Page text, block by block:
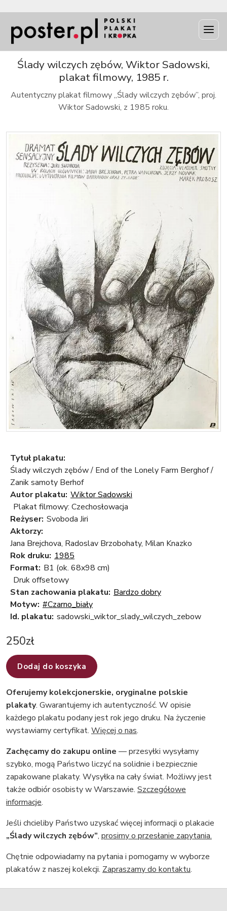
Ślady wilczych zębów, Wiktor Sadowski,
plakat filmowy, 1985 r.
Autentyczny plakat filmowy „Ślady wilczych zębów”, proj.
Wiktor Sadowski, z 1985 roku.
Tytuł plakatu:
Ślady wilczych zębów / End of the Lonely Farm Berghof /
Zanik samoty Berhof
Autor plakatu: Wiktor Sadowski
Plakat filmowy: Czechosłowacja
Reżyser: Svoboda Jiri
Aktorzy:
Jana Brejchova, Radoslav Brzobohaty, Milan Knazko
Rok druku: 1985
Format: B1 (ok. 68x98 cm)
Druk offsetowy
Stan zachowania plakatu: Bardzo dobry
Motyw: #Czarno_biały
Id. plakatu: sadowski_wiktor_slady_wilczych_zebow
250zł
Dodaj do koszyka
Oferujemy kolekcjonerskie, oryginalne polskie
plakaty. Gwarantujemy ich autentyczność. W opisie
każdego plakatu podany jest rok jego druku. Na życzenie
wystawiamy certyfikat. Więcej o nas.
Zachęcamy do zakupu online — przesyłki wysyłamy
szybko, mogą Państwo liczyć na solidnie i bezpiecznie
zapakowane plakaty. Wysyłka na cały świat. Możliwy jest
także odbiór osobisty w Warszawie. Szczegółowe
informacje.
Jeśli chcieliby Państwo uzyskać więcej informacji o plakacie
„Ślady wilczych zębów”, prosimy o przesłanie zapytania.
Chętnie odpowiadamy na pytania i pomogamy w wyborze
plakatów z naszej kolekcji. Zapraszamy do kontaktu.